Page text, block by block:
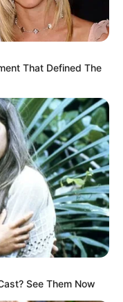
That Defined The
See Them Now